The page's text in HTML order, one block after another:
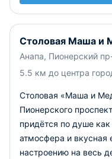
Столовая Маша и
Анапа, Пионерский
5.5 км до центра
Столовая «Маша и
Пионерского
придётся по душе
атмосфера и вкусная
настроению на весь